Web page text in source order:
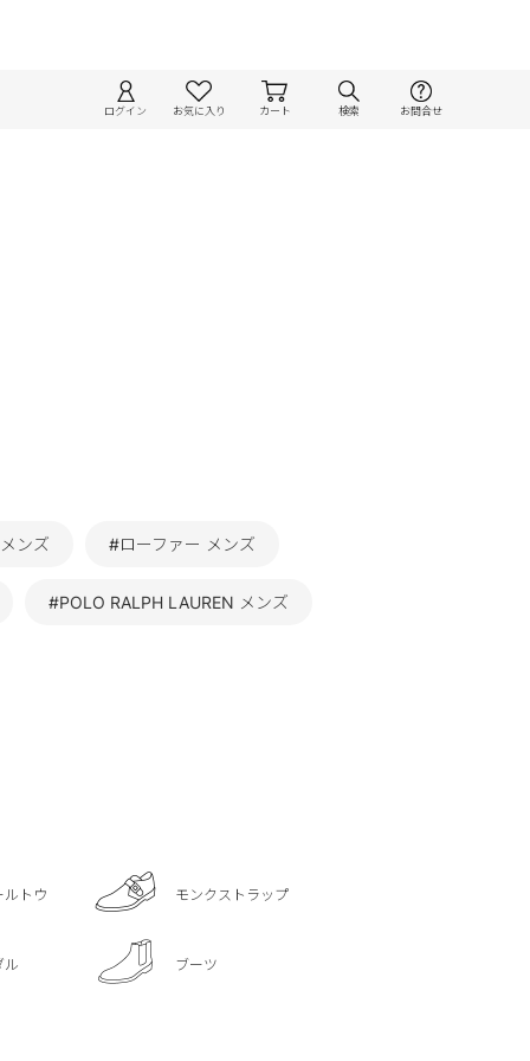
ログイン お気に入り カート 検索 お問合せ
ンズ #ローファー メンズ
#POLO RALPH LAUREN メンズ
ルトウ モンクストラップ
ル ブーツ